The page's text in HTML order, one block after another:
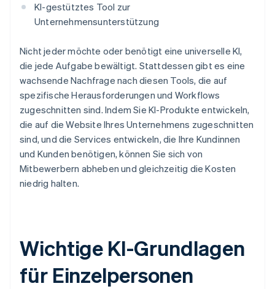
KI-gestütztes Tool zur
Unternehmensunterstützung
Nicht jeder möchte oder benötigt eine universelle KI,
die jede Aufgabe bewältigt. Stattdessen gibt es eine
wachsende Nachfrage nach diesen Tools, die auf
spezifische Herausforderungen und Workflows
zugeschnitten sind. Indem Sie KI-Produkte entwickeln,
die auf die Website Ihres Unternehmens zugeschnitten
sind, und die Services entwickeln, die Ihre Kundinnen
und Kunden benötigen, können Sie sich von
Mitbewerbern abheben und gleichzeitig die Kosten
niedrig halten.
Wichtige KI-Grundlagen
für Einzelpersonen